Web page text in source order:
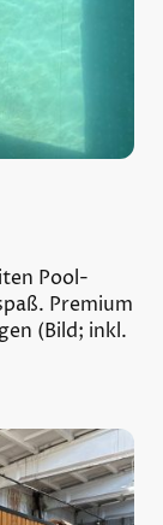
Pool-
Premium
(Bild; inkl.